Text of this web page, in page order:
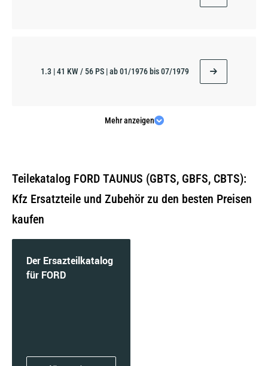
1.3 | 41 KW / 56 PS | ab 01/1976 bis 07/1979
1.6 | 50 KW / 68 PS | ab 05/1975 bis 07/1979
Mehr anzeigen
Teilekatalog FORD TAUNUS (GBTS, GBFS, CBTS):
Kfz Ersatzteile und Zubehör zu den besten Preisen
kaufen
Der Ersazteilkatalog
für FORD